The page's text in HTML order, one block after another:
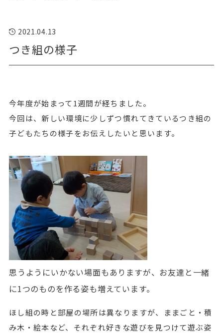
2021.04.13
つき組の様子
今年度が始まって1週間が経ちました。
今回は、新しい環境に少しずつ慣れてきているつき組の
子どもたちの様子をお伝えしたいと思います。
思うようにいかない場面もありますが、お友達と一緒
に1つのものを作る姿も増えています。
ほし組の時と部屋の場所は異なりますが、ままごと・積
み木・絵本など、それぞれ好きな遊びを見つけて遊ぶ姿